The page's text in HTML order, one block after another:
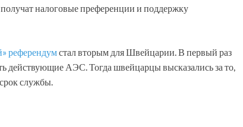
налоговые преференции и поддержку
референдумстал вторым для Швейцарии. В первый раз
действующие АЭС. Тогда швейцарцы высказались за то,
службы.